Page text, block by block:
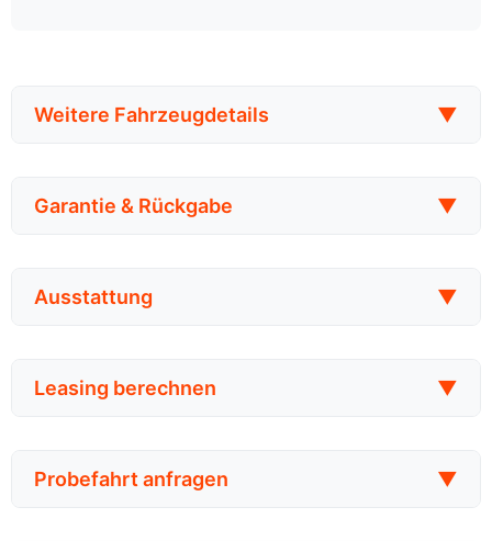
Weitere Fahrzeugdetails ▼
Garantie & Rückgabe ▼
Ausstattung ▼
Leasing berechnen ▼
Probefahrt anfragen ▼